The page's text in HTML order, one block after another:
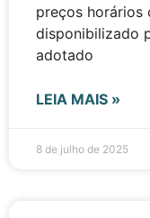
preços horários
disponibilizado
adotado
LEIA MAIS »
8 de julho de 2025